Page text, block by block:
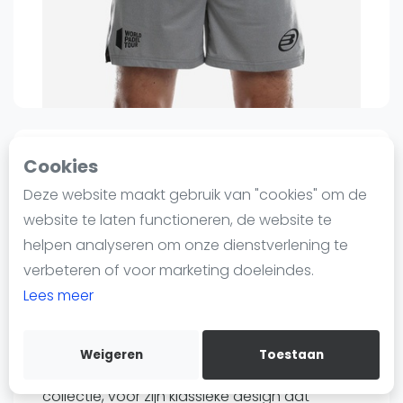
Cookies
Deze website maakt gebruik van "cookies" om de
website te laten functioneren, de website te
helpen analyseren om onze dienstverlening te
verbeteren of voor marketing doeleindes.
Lees meer
Weigeren Toestaan
Blog artikelen
Vragen over padel
Padelgear
Informatie
Over ons
Contact
Adverteren
Insights
WhatsApp
Join WhatsApp Community
1 0 Sinds 15 januari 2025 12:23
Bullpadel Heren Grijs M / 40 M/L / 42 S / 38
Padelshort voor heren llano
grijs
€3499 €47 99
-27%
Verzenden
collectie, voor zijn klassieke design dat